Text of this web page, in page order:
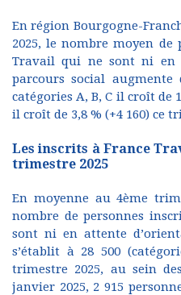
En région Bourgogne-
2025, le nombre moyen de
Travail qui ne sont ni en
parcours social augmente
catégories A, B, C il croît de
il croît de 3,8 % (+4 160) ce
Les inscrits à France
trimestre 2025
En moyenne au 4ème
nombre de personnes
sont ni en attente
s’établit à 28 500
trimestre 2025, au sein
janvier 2025, 2 915